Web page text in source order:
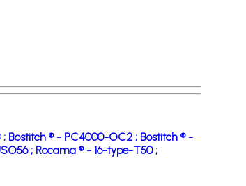
; Bostitch ® - PC4000-OC2 ; Bostitch ® -
; Rocama ® - 16-type-T50 ;